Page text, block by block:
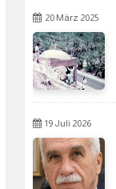
20 März 2025
19 Juli 2026